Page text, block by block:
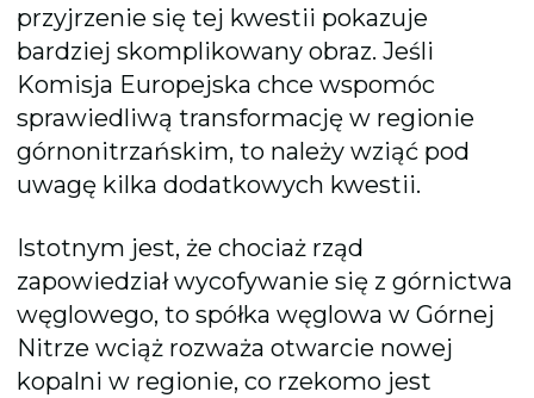
przyjrzenie się tej kwestii pokazuje
bardziej skomplikowany obraz. Jeśli
Komisja Europejska chce wspomóc
sprawiedliwą transformację w regionie
górnonitrzańskim, to należy wziąć pod
uwagę kilka dodatkowych kwestii.
Istotnym jest, że chociaż rząd
zapowiedział wycofywanie się z górnictwa
węglowego, to spółka węglowa w Górnej
Nitrze wciąż rozważa otwarcie nowej
kopalni w regionie, co rzekomo jest